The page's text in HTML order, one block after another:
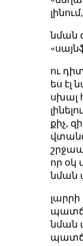
նման
ու
ես էլ
սխալ
քիչ,
որ օկ
նման
լարրի
նման